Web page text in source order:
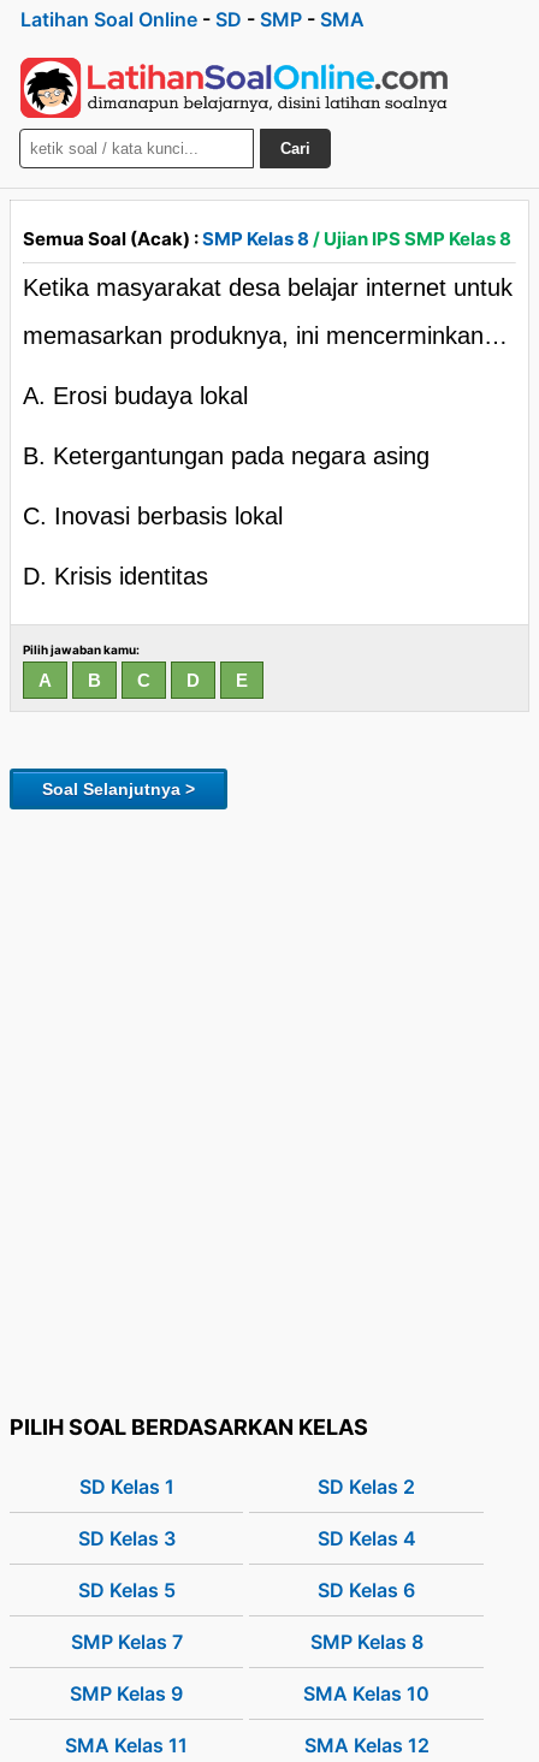
Latihan Soal Online - SD - SMP - SMA
Cari
Semua Soal (Acak) :SMP Kelas 8 / Ujian IPS SMP Kelas 8
Ketika masyarakat desa belajar internet untuk
memasarkan produknya, ini mencerminkan…
A. Erosi budaya lokal
B. Ketergantungan pada negara asing
C. Inovasi berbasis lokal
D. Krisis identitas
Pilih jawaban kamu:
Soal Selanjutnya >
PILIH SOAL BERDASARKAN KELAS
SD Kelas 1 SD Kelas 2
SD Kelas 3 SD Kelas 4
SD Kelas 5 SD Kelas 6
SMP Kelas 7 SMP Kelas 8
SMP Kelas 9 SMA Kelas 10
SMA Kelas 11 SMA Kelas 12